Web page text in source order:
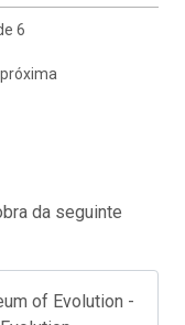
6
próxima
da seguinte
of Evolution -